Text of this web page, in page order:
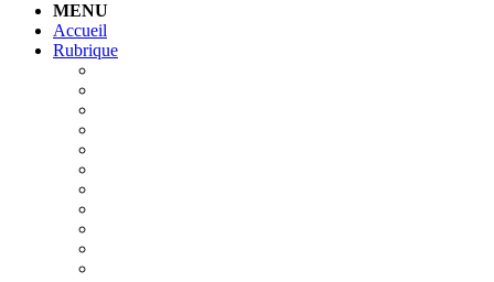
MENU
Accueil
Rubrique